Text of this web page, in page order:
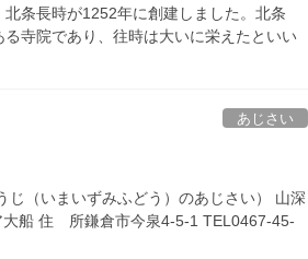
条長時が1252年に創建しました。北条
寺院であり、往時は大いに栄えたといい
あじさい
（いまいずみふどう）のあじさい） 山深
大船 住 所鎌倉市今泉4-5-1 TEL0467-45-